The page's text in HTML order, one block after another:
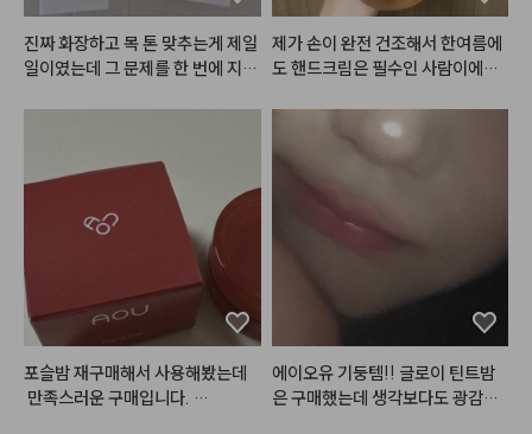
#광고 #벨벳틴트#립메이크업
#립틴트#매트틴트#모래벨벳
#플린틴트#포슬포슬
#립발색
#lipmakup
스미듯이 발색돼서 눈두덩이 쪽도
이걸로 살짝 음영처럼 넣으면 부담
스럽지 않고 괜찮은 것 같아요.
음영도 되고 포인트도 되니까 블러
셔로 써도 괜찮았어요. 두루두루 쓰
기 좋아요.
다른 컬러도 다양하게 나왔으면 좋
더 쿨한 컬러도 좋을 것 같아요!!
진짜 화장하고 목 톤 맞추는게 제일
일이였는데 그 문제를 한 번에 지워
처음이라 너무 설레구요ㅠㅜㅜㅠ
앞으로도 이런 좋은 제품들 많이
만들어주세요
제가 손이 완전 건조해서 한여름에
도 핸드크림은 필수인 사람이에요.
안 바르면 각질 생길만큼 금방 손
이 마르고 건조해지는데, 이 제품은
손 씻고나서 건조하거나 당김이 없
어서 좋았어요!!
포슬밤 재구매해서 사용해봤는데
만족스러운 구매입니다.
에이오유 기둥템!! 글로이 틴트밤
은 구매했는데 생각보다도 광감이